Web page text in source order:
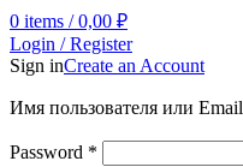
0 items / 0,00 ₽
Login / Register
Sign inCreate an Account
Имя пользователя или Email
Password *